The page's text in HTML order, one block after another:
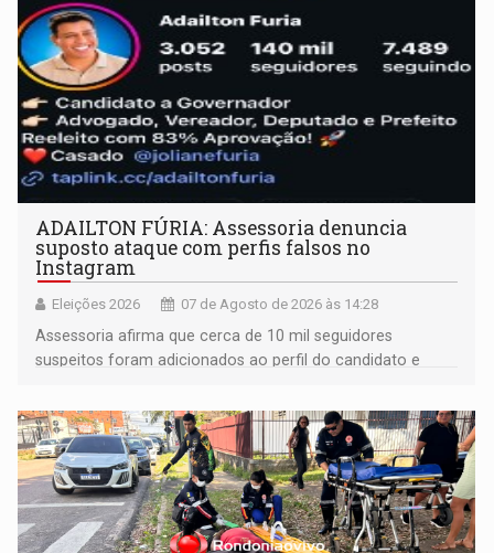
ADAILTON FÚRIA: Assessoria denuncia
suposto ataque com perfis falsos no
Instagram
Eleições 2026 07 de Agosto de 2026 às 14:28
Assessoria afirma que cerca de 10 mil seguidores
suspeitos foram adicionados ao perfil do candidato e
remover as contas